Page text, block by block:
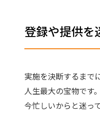
登録や提供を
実施を決断するまで
人生最大の宝物です。
今忙しいからと迷っ